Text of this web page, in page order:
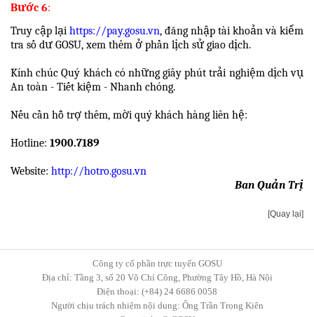
Bước 6:
Truy cập lại https://pay.gosu.vn, đăng nhập tài khoản và kiểm
tra số dư GOSU, xem thêm ở phần lịch sử giao dịch.
Kính chúc Quý khách có những giây phút trải nghiệm dịch vụ
An toàn - Tiết kiệm - Nhanh chóng.
Nếu cần hỗ trợ thêm, mời quý khách hàng liên hệ:
Hotline: 1900.7189
Website: http://hotro.gosu.vn
Ban Quản Trị
[Quay lại]
Công ty cổ phần trực tuyến GOSU
Địa chỉ: Tầng 3, số 20 Võ Chí Công, Phường Tây Hồ, Hà Nội
Điện thoại: (+84) 24 6686 0058
Người chịu trách nhiệm nội dung: Ông Trần Trọng Kiên